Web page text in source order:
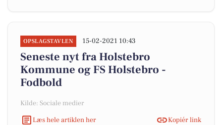
OPSLAGSTAVLEN 15-02-2021 10:43
Seneste nyt fra Holstebro
Kommune og FS Holstebro -
Fodbold
Kilde: Sociale medier
Læs hele artiklen her
Kopiér link